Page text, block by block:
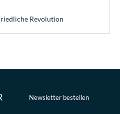
Revolution
Newsletter bestellen